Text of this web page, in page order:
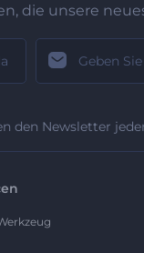
die unsere
den Newsletter